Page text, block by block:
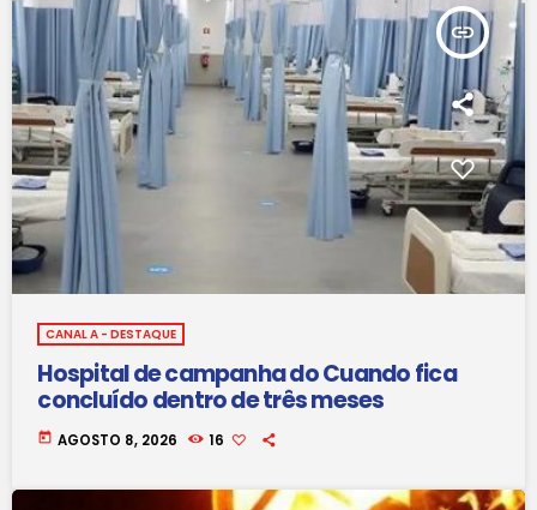
insert_link
CANAL A - DESTAQUE
Hospital de campanha do Cuando fica
concluído dentro de três meses
today AGOSTO 8, 2026 16